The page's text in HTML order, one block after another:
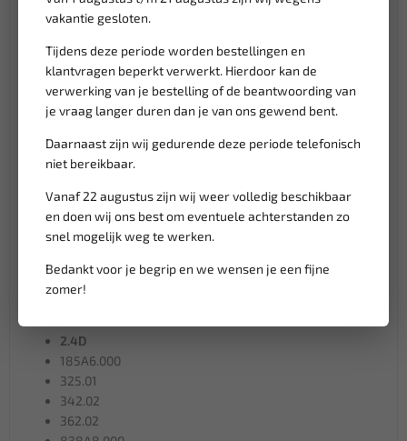
vakantie gesloten.
Tijdens deze periode worden bestellingen en
klantvragen beperkt verwerkt. Hierdoor kan de
verwerking van je bestelling of de beantwoording van
je vraag langer duren dan je van ons gewend bent.
Daarnaast zijn wij gedurende deze periode telefonisch
niet bereikbaar.
Vanaf 22 augustus zijn wij weer volledig beschikbaar
en doen wij ons best om eventuele achterstanden zo
snel mogelijk weg te werken.
Bedankt voor je begrip en we wensen je een fijne
zomer!
198A5.000
250A1.000
263A1.000
844A2.000
939B3.000
939B5.000
940A4.000
940A5.000
940A7.000
940A8.000
940B4.000
940B5.000
EBGT
2.4D
185A6.000
325.01
342.02
362.02